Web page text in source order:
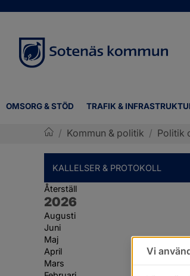
OMSORG & STÖD TRAFIK &
/ Kommun & politik / Politik
KALLELSER & PROTOKOLL
Återställ
År:
2026
Augusti
Juni
Maj
April
Mars
Vi